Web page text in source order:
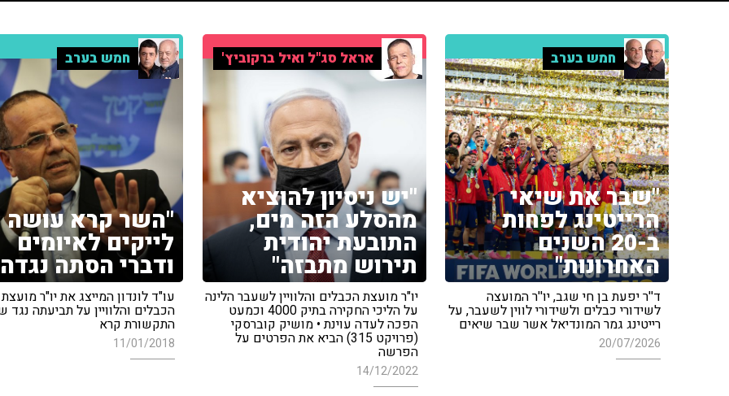
חמש בערב
"שבר את שיאי
הרייטינג לפחות
ב-20 השנים
האחרונות"
ד''ר יפעת בן חי שגב, יו''ר המועצה
לשידורי כבלים ולשידורי לווין לשעבר, על
רייטינג גמר המונדיאל אשר שבר שיאים
20/07/2026
אראל סג"ל ואיל ברקוביץ'
"יש ניסיון להוציא
מהסלע הזה מים,
התובעת יהודית
תירוש מתבזה"
יו"ר מועצת הכבלים והלוויין לשעבר הלינה
על הליכי החקירה בתיק 4000 וכמעט
הפכה לעדה עוינת • מושיק קוברסקי
(פרויקט 315) הביא את הפרטים על
הפרשה
14/12/2022
חמש בערב
"השר קרא עושה
לייקים לאיומים
ודברי הסתה
עו"ד לונדון המייצג את יו"ר מועצת
הכבלים והלוויין על תביעתה נגד
התקשורת קרא
11/01/2018